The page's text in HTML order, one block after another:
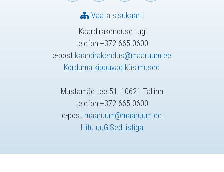
Kaardirakenduse tugi
telefon +372 665 0600
e-post kaardirakendus@maaruum.ee
Korduma kippuvad küsimused
Vaata sisukaarti
Mustamäe tee 51, 10621 Tallinn
telefon +372 665 0600
e-post maaruum@maaruum.ee
Liitu uuGISed listiga